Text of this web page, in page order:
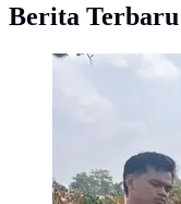
Berita Terbaru